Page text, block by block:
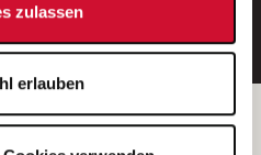
zulassen
erlauben
eintragen